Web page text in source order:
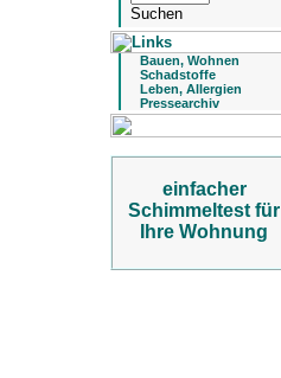
Bauen, Wohnen
Schadstoffe
Leben, Allergien
Pressearchiv
einfacher
Schimmeltest für
Ihre Wohnung